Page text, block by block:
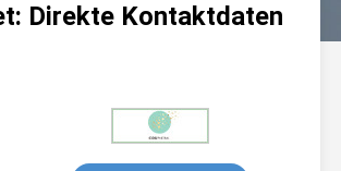
Direkte Kontaktdaten